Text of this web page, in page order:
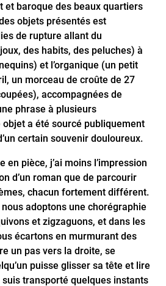
et baroque des beaux quartiers
objets présentés est
de rupture allant du
des habits, des peluches) à
et l’organique (un petit
un morceau de croûte de 27
accompagnées de
phrase à plusieurs
objet a été sourcé publiquement
certain souvenir douloureux.
en pièce, j’ai moins l’impression
d’un roman que de parcourir
chacun fortement différent.
adoptons une chorégraphie
et zigzaguons, et dans les
écartons en murmurant des
un pas vers la droite, se
puisse glisser sa tête et lire
transporté quelques instants